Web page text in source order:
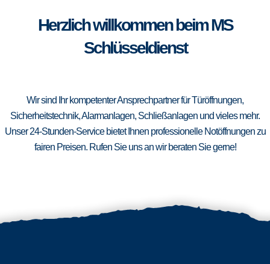
Herzlich willkommen beim MS
Schlüsseldienst
Wir sind Ihr kompetenter Ansprechpartner für Türöffnungen,
Sicherheitstechnik, Alarmanlagen, Schließanlagen und vieles mehr.
Unser 24-Stunden-Service bietet Ihnen professionelle Notöffnungen zu
fairen Preisen. Rufen Sie uns an wir beraten Sie gerne!